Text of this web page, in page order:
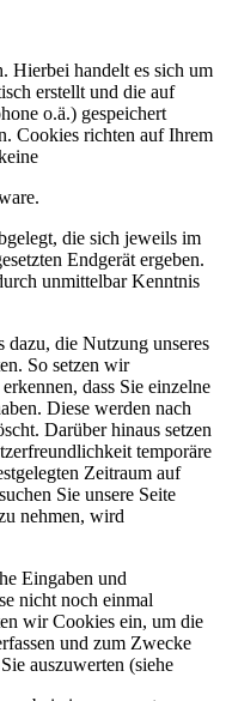
Hierbei handelt es sich um
erstellt und die auf
o.ä.) gespeichert
Cookies richten auf Ihrem
die sich jeweils im
Endgerät ergeben.
unmittelbar Kenntnis
dazu, die Nutzung unseres
So setzen wir
dass Sie einzelne
Diese werden nach
Darüber hinaus setzen
temporäre
Zeitraum auf
Sie unsere Seite
nehmen, wird
Eingaben und
nicht noch einmal
wir Cookies ein, um die
und zum Zwecke
auszuwerten (siehe